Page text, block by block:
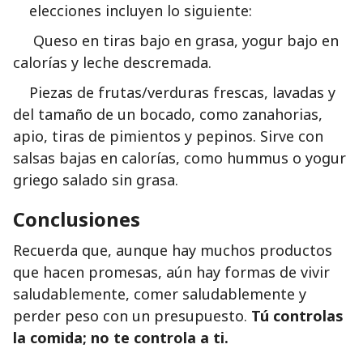
elecciones incluyen lo siguiente:
Queso en tiras bajo en grasa, yogur bajo en
calorías y leche descremada.
Piezas de frutas/verduras frescas, lavadas y
del tamaño de un bocado, como zanahorias,
apio, tiras de pimientos y pepinos. Sirve con
salsas bajas en calorías, como hummus o yogur
griego salado sin grasa.
Conclusiones
Recuerda que, aunque hay muchos productos
que hacen promesas, aún hay formas de vivir
saludablemente, comer saludablemente y
perder peso con un presupuesto. Tú controlas
la comida; no te controla a ti.